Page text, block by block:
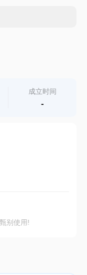
成立时间
-
别使用!